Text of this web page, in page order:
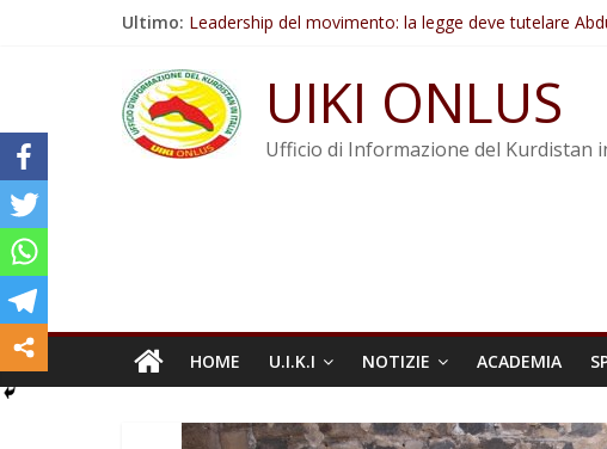
Ultimo: Leadership del movimento: la legge deve tutelare
Non tenere conto della situazione di Rêber Apo
Il KNK chiede un’azione internazionale contro i crimini
Abdullah Öcalan: Le legge negativa deve essere
UIKI ONLUS
Ufficio di Informazione del Kurdistan
HOME U.I.K.I NOTIZIE ACADEMIA